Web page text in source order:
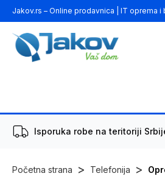
Jakov.rs – Online prodavnica | IT oprema i
Isporuka robe na teritoriji
Početna strana > Telefonija >